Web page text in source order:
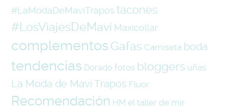
#LaModaDeMaviTrapos tacones
#LosViajesDeMavi Maxicollar
complementos Gafas Camiseta boda
tendencias Dorado fotos bloggers uñas
La Moda de Mavi Trapos Fluor
Recomendación HM el taller de mir